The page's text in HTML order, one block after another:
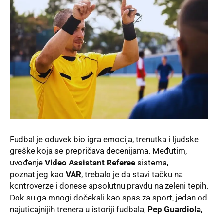
Fudbal je oduvek bio igra emocija, trenutka i ljudske
greške koja se prepričava decenijama. Međutim,
uvođenje Video Assistant Referee sistema,
poznatijeg kao VAR, trebalo je da stavi tačku na
kontroverze i donese apsolutnu pravdu na zeleni tepih.
Dok su ga mnogi dočekali kao spas za sport, jedan od
najuticajnijih trenera u istoriji fudbala, Pep Guardiola,